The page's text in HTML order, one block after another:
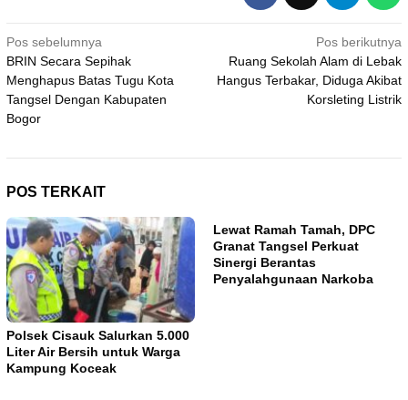
Navigasi
pos
Pos sebelumnya
BRIN Secara Sepihak
Menghapus Batas Tugu Kota
Tangsel Dengan Kabupaten
Bogor
Pos berikutnya
Ruang Sekolah Alam di Lebak
Hangus Terbakar, Diduga Akibat
Korsleting Listrik
POS TERKAIT
Polsek Cisauk Salurkan 5.000
Liter Air Bersih untuk Warga
Kampung Koceak
Lewat Ramah Tamah, DPC
Granat Tangsel Perkuat
Sinergi Berantas
Penyalahgunaan Narkoba